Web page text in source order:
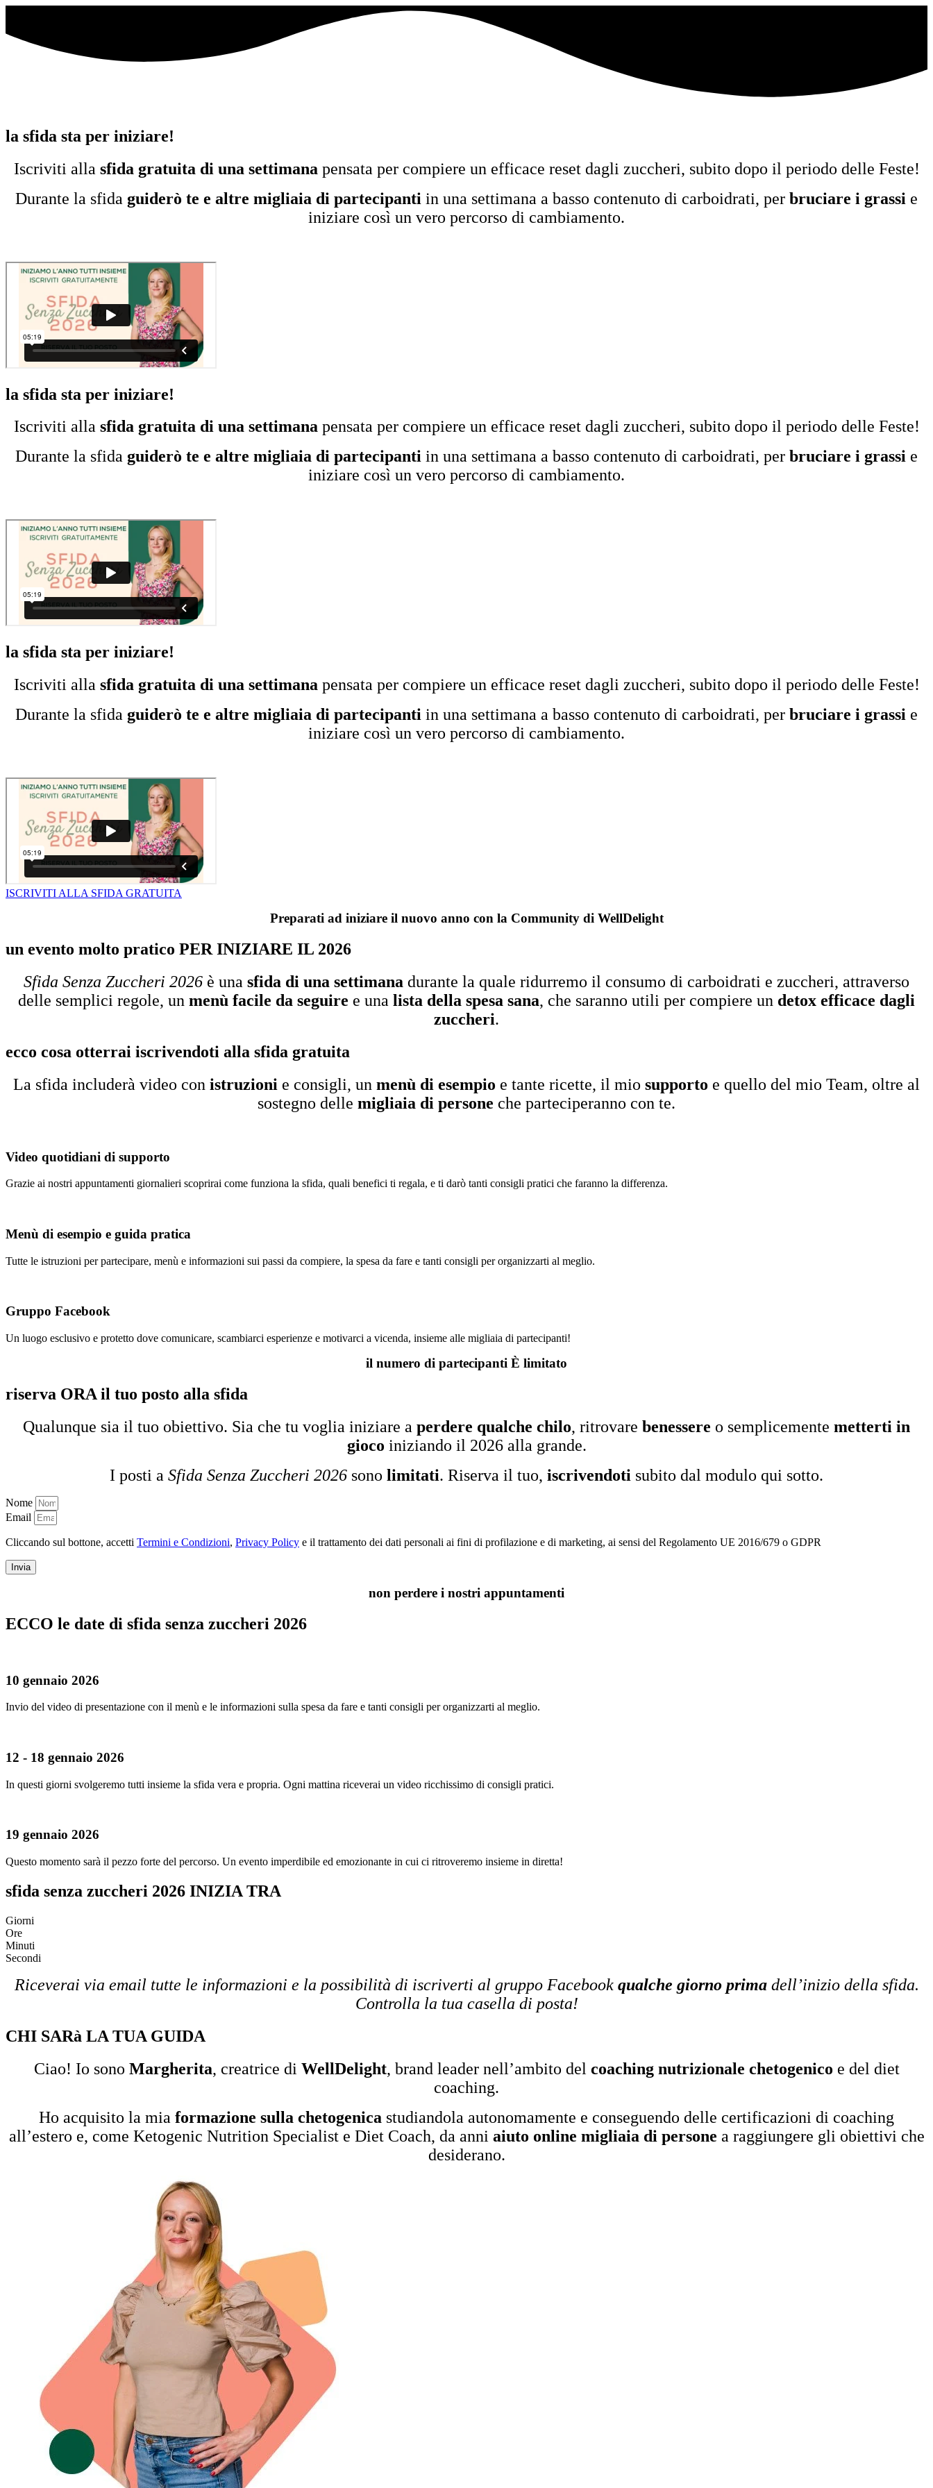
la sfida sta per iniziare!
Iscriviti alla sfida gratuita di una settimana pensata per compiere un efficace reset dagli zuccheri, subito dopo il periodo delle Feste!
Durante la sfida guiderò te e altre migliaia di partecipanti in una settimana a basso contenuto di carboidrati, per bruciare i grassi e
iniziare così un vero percorso di cambiamento.
la sfida sta per iniziare!
Iscriviti alla sfida gratuita di una settimanapensata per compiere un efficace reset dagli zuccheri, subito dopo il periodo delle Feste!
Durante la sfida guiderò te e altre migliaia di partecipanti in una settimana a basso contenuto di carboidrati, per bruciare i grassi e
iniziare così un vero percorso di cambiamento.
la sfida sta per iniziare!
Iscriviti alla sfida gratuita di una settimanapensata per compiere un efficace reset dagli zuccheri, subito dopo il periodo delle Feste!
Durante la sfida guiderò te e altre migliaia di partecipanti in una settimana a basso contenuto di carboidrati, per bruciare i grassi e
iniziare così un vero percorso di cambiamento.
ISCRIVITI ALLA SFIDA GRATUITA
Preparati ad iniziare il nuovo anno con la Community di WellDelight
un evento molto pratico PER INIZIARE IL 2026
Sfida Senza Zuccheri 2026 è una sfida di una settimana durante la quale ridurremo il consumo di carboidrati e zuccheri, attraverso
delle semplici regole, un menù facile da seguire e una lista della spesa sana, che saranno utili per compiere un detox efficace dagli
zuccheri.
ecco cosa otterrai iscrivendoti alla sfida gratuita
La sfida includerà video con istruzioni e consigli, un menù di esempio e tante ricette, il mio supporto e quello del mio Team, oltre al
sostegno delle migliaia di persone che parteciperanno con te.
Video quotidiani di supporto
Grazie ai nostri appuntamenti giornalieri scoprirai come funziona la sfida, quali benefici ti regala, e ti darò tanti consigli pratici che faranno la differenza.
Menù di esempio e guida pratica
Tutte le istruzioni per partecipare, menù e informazioni sui passi da compiere, la spesa da fare e tanti consigli per organizzarti al meglio.
Gruppo Facebook
Un luogo esclusivo e protetto dove comunicare, scambiarci esperienze e motivarci a vicenda, insieme alle migliaia di partecipanti!
il numero di partecipanti È limitato
riserva ORA il tuo posto alla sfida
Qualunque sia il tuo obiettivo. Sia che tu voglia iniziare a perdere qualche chilo, ritrovare benessere o semplicemente metterti in
gioco iniziando il 2026 alla grande.
I posti a Sfida Senza Zuccheri 2026 sono limitati. Riserva il tuo, iscrivendoti subito dal modulo qui sotto.
Nome
Email
Cliccando sul bottone, accetti Termini e Condizioni, Privacy Policy e il trattamento dei dati personali ai fini di profilazione e di marketing, ai sensi del Regolamento UE 2016/679 o GDPR
Invia
non perdere i nostri appuntamenti
ECCO le date di sfida senza zuccheri 2026
10 gennaio 2026
Invio del video di presentazione con il menù e le informazioni sulla spesa da fare e tanti consigli per organizzarti al meglio.
12 - 18 gennaio 2026
In questi giorni svolgeremo tutti insieme la sfida vera e propria. Ogni mattina riceverai un video ricchissimo di consigli pratici.
19 gennaio 2026
Questo momento sarà il pezzo forte del percorso. Un evento imperdibile ed emozionante in cui ci ritroveremo insieme in diretta!
sfida senza zuccheri 2026 INIZIA TRA
Giorni
Ore
Minuti
Secondi
Riceverai via email tutte le informazioni e la possibilità di iscriverti al gruppo Facebook qualche giorno primadell’inizio della sfida.
Controlla la tua casella di posta!
CHI SARà LA TUA GUIDA
Ciao! Io sono Margherita, creatrice di WellDelight, brand leader nell’ambito del coaching nutrizionale chetogenico e del diet
coaching.
Ho acquisito la mia formazione sulla chetogenica studiandola autonomamente e conseguendo delle certificazioni di coaching
all’estero e, come Ketogenic Nutrition Specialist e Diet Coach, da anni aiuto online migliaia di persone a raggiungere gli obiettivi che
desiderano.